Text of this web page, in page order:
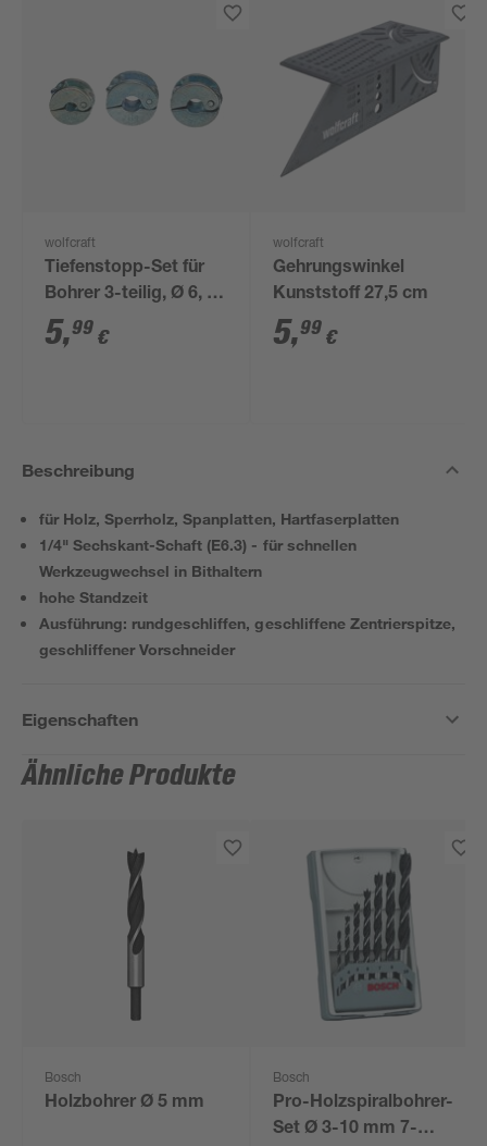
wolfcraft
Tiefenstopp-Set für
Bohrer 3-teilig, Ø 6, 8,
10 mm
5,99 €
wolfcraft
Gehrungswinkel
Kunststoff 27,5 cm
5,99 €
Beschreibung
für Holz, Sperrholz, Spanplatten, Hartfaserplatten
1/4" Sechskant-Schaft (E6.3) - für schnellen
Werkzeugwechsel in Bithaltern
hohe Standzeit
Ausführung: rundgeschliffen, geschliffene Zentrierspitze,
geschliffener Vorschneider
Eigenschaften
Ähnliche Produkte
Bosch
Holzbohrer Ø 5 mm
Bosch
Pro-Holzspiralbohrer-
Set Ø 3-10 mm 7-